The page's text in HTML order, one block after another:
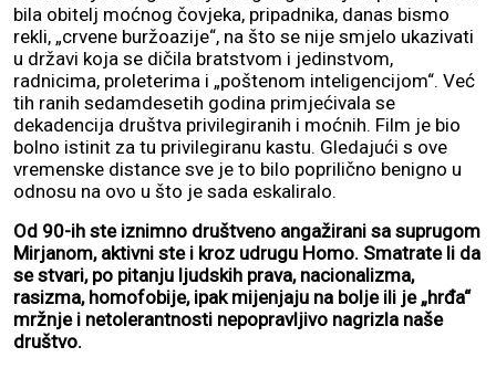
bila obitelj moćnog čovjeka, pripadnika, danas bismo
rekli, „crvene buržoazije“, na što se nije smjelo ukazivati
u državi koja se dičila bratstvom i jedinstvom,
radnicima, proleterima i „poštenom inteligencijom“. Već
tih ranih sedamdesetih godina primjećivala se
dekadencija društva privilegiranih i moćnih. Film je bio
bolno istinit za tu privilegiranu kastu. Gledajući s ove
vremenske distance sve je to bilo poprilično benigno u
odnosu na ovo u što je sada eskaliralo.
Od 90-ih ste iznimno društveno angažirani sa suprugom
Mirjanom, aktivni ste i kroz udrugu Homo. Smatrate li da
se stvari, po pitanju ljudskih prava, nacionalizma,
rasizma, homofobije, ipak mijenjaju na bolje ili je „hrđa“
mržnje i netolerantnosti nepopravljivo nagrizla naše
društvo.